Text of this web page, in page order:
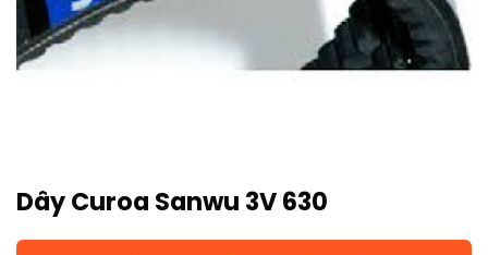
Dây Curoa Sanwu 3V 630